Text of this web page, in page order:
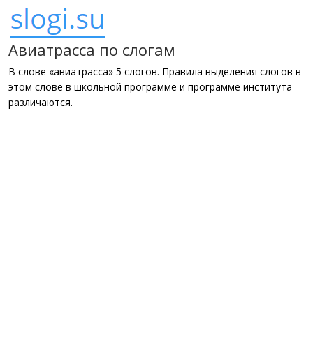
Авиатрасса по слогам
В слове «авиатрасса» 5 слогов. Правила выделения слогов в
этом слове в школьной программе и программе института
различаются.